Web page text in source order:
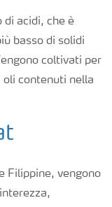
di acidi, che è
basso di solidi
coltivati per
contenuti nella
Filippine, vengono